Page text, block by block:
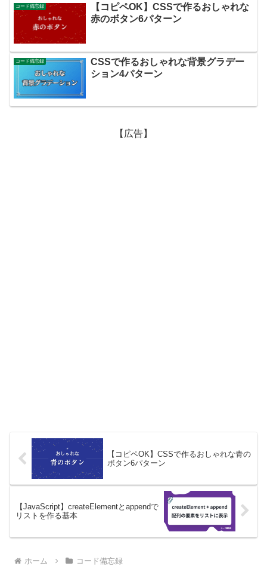
コード備忘録
【コピペOK】CSSで作るおしゃれな
赤のボタン6パターン
コード備忘録
CSSで作るおしゃれな背景グラデー
ション4パターン
【広告】
【コピペOK】CSSで作るおしゃれな青の
ボタン6パターン
【JavaScript】createElementとappendで
リストを作る基本
ホーム コード備忘録